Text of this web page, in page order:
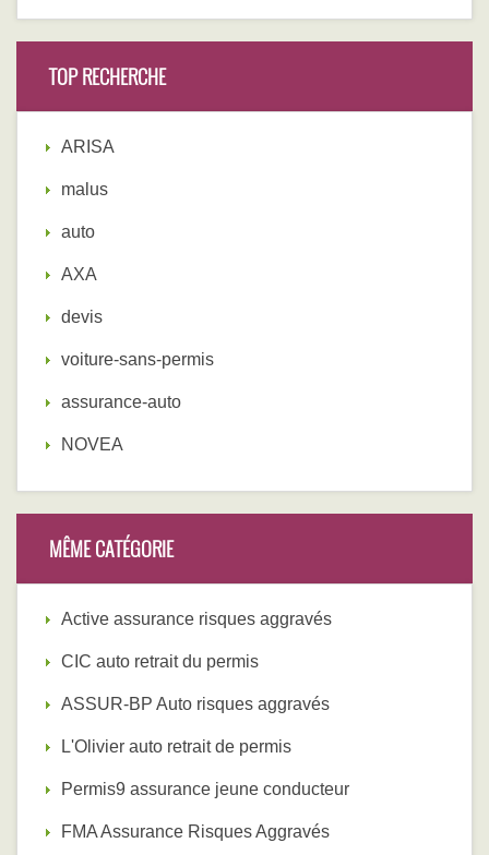
TOP RECHERCHE
ARISA
malus
auto
AXA
devis
voiture-sans-permis
assurance-auto
NOVEA
MÊME CATÉGORIE
Active assurance risques aggravés
CIC auto retrait du permis
ASSUR-BP Auto risques aggravés
L'Olivier auto retrait de permis
Permis9 assurance jeune conducteur
FMA Assurance Risques Aggravés